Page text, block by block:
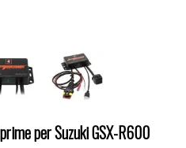
per Suzuki GSX-R600